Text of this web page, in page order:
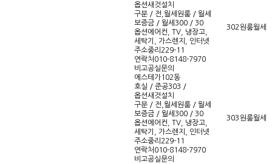
옵션새것설치
구분 / 전,월세원룸 / 월세
보증금 / 월세 300 / 30
옵션에어컨, TV, 냉장고,
세탁기, 가스렌지, 인터넷
주소중리229-11
연락처 010-8148-7970
비고공실문의
302원룸월세
에스테가102동
호실 / 준공303 /
옵션새것설치
구분 / 전,월세원룸 / 월세
보증금 / 월세 300 / 30
옵션에어컨, TV, 냉장고,
세탁기, 가스렌지, 인터넷
주소중리229-11
연락처 010-8148-7970
비고공실문의
303원룸월세